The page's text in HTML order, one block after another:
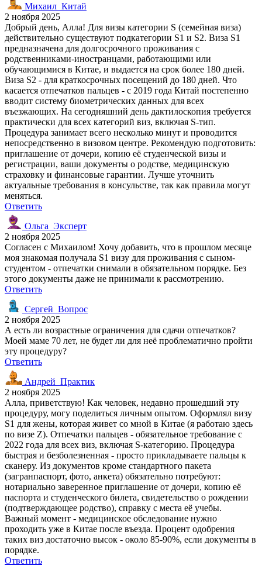
Михаил_Китай
2 ноября 2025
Добрый день, Алла! Для визы категории S (семейная виза)
действительно существуют подкатегории S1 и S2. Виза S1
предназначена для долгосрочного проживания с
родственниками-иностранцами, работающими или
обучающимися в Китае, и выдается на срок более 180 дней.
Виза S2 - для краткосрочных посещений до 180 дней. Что
касается отпечатков пальцев - с 2019 года Китай постепенно
вводит систему биометрических данных для всех
въезжающих. На сегодняшний день дактилоскопия требуется
практически для всех категорий виз, включая S-тип.
Процедура занимает всего несколько минут и проводится
непосредственно в визовом центре. Рекомендую подготовить:
приглашение от дочери, копию её студенческой визы и
регистрации, ваши документы о родстве, медицинскую
страховку и финансовые гарантии. Лучше уточнить
актуальные требования в консульстве, так как правила могут
меняться.
Ответить
Ольга_Эксперт
2 ноября 2025
Согласен с Михаилом! Хочу добавить, что в прошлом месяце
моя знакомая получала S1 визу для проживания с сыном-
студентом - отпечатки снимали в обязательном порядке. Без
этого документы даже не принимали к рассмотрению.
Ответить
Сергей_Вопрос
2 ноября 2025
А есть ли возрастные ограничения для сдачи отпечатков?
Моей маме 70 лет, не будет ли для неё проблематично пройти
эту процедуру?
Ответить
Андрей_Практик
2 ноября 2025
Алла, приветствую! Как человек, недавно прошедший эту
процедуру, могу поделиться личным опытом. Оформлял визу
S1 для жены, которая живет со мной в Китае (я работаю здесь
по визе Z). Отпечатки пальцев - обязательное требование с
2022 года для всех виз, включая S-категорию. Процедура
быстрая и безболезненная - просто прикладываете пальцы к
сканеру. Из документов кроме стандартного пакета
(загранпаспорт, фото, анкета) обязательно потребуют:
нотариально заверенное приглашение от дочери, копию её
паспорта и студенческого билета, свидетельство о рождении
(подтверждающее родство), справку с места её учебы.
Важный момент - медицинское обследование нужно
проходить уже в Китае после въезда. Процент одобрения
таких виз достаточно высок - около 85-90%, если документы в
порядке.
Ответить